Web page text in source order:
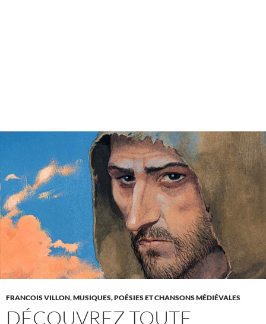
FRANCOIS VILLON,MUSIQUES, POÉSIES ET CHANSONS MÉDIÉVALES
DÉCOUVREZ TOUTE